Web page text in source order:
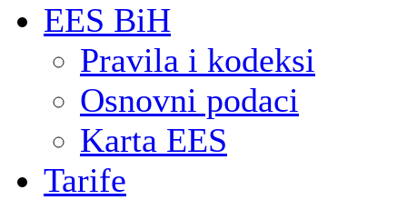
EES BiH
Pravila i kodeksi
Osnovni podaci
Karta EES
Tarife